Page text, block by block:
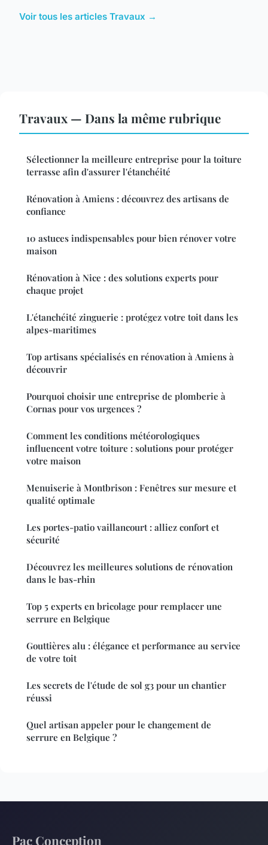
Voir tous les articles Travaux →
Travaux — Dans la même rubrique
Sélectionner la meilleure entreprise pour la toiture
terrasse afin d'assurer l'étanchéité
Rénovation à Amiens : découvrez des artisans de
confiance
10 astuces indispensables pour bien rénover votre
maison
Rénovation à Nice : des solutions experts pour
chaque projet
L'étanchéité zinguerie : protégez votre toit dans les
alpes-maritimes
Top artisans spécialisés en rénovation à Amiens à
découvrir
Pourquoi choisir une entreprise de plomberie à
Cornas pour vos urgences ?
Comment les conditions météorologiques
influencent votre toiture : solutions pour protéger
votre maison
Menuiserie à Montbrison : Fenêtres sur mesure et
qualité optimale
Les portes-patio vaillancourt : alliez confort et
sécurité
Découvrez les meilleures solutions de rénovation
dans le bas-rhin
Top 5 experts en bricolage pour remplacer une
serrure en Belgique
Gouttières alu : élégance et performance au service
de votre toit
Les secrets de l'étude de sol g3 pour un chantier
réussi
Quel artisan appeler pour le changement de
serrure en Belgique ?
Pac Conception